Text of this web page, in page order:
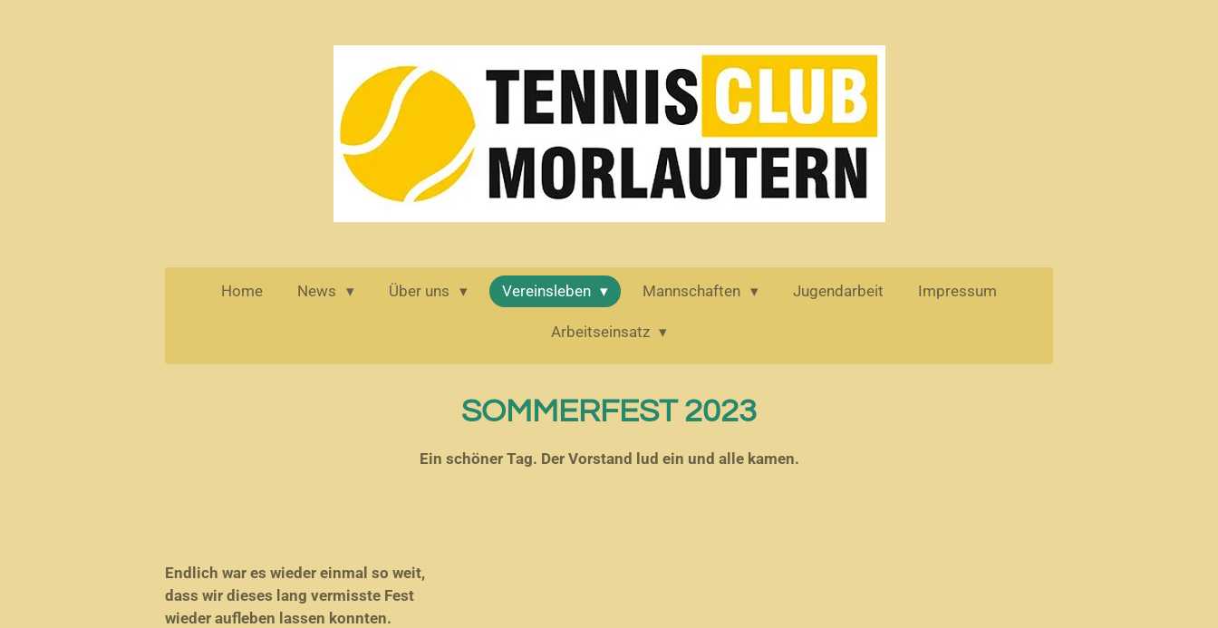
Home News Über uns Vereinsleben Mannschaften Jugendarbeit Impressum
Arbeitseinsatz
SOMMERFEST 2023
Ein schöner Tag. Der Vorstand lud ein und alle kamen.
Endlich war es wieder einmal so weit,
dass wir dieses lang vermisste Fest
wieder aufleben lassen konnten.